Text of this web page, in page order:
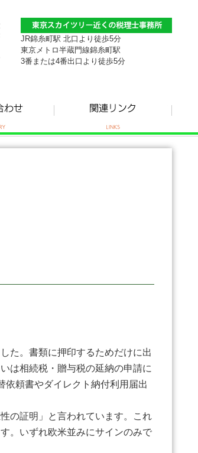
JR錦糸町駅 北口より徒歩5分
東京メトロ半蔵門線錦糸町駅
3番または4番出口より徒歩5分
た。書類に押印するためだけに出
は相続税・贈与税の延納の申請に
依頼書やダイレクト納付利用届出
の証明」と言われています。これ
。いずれ欧米並みにサインのみで